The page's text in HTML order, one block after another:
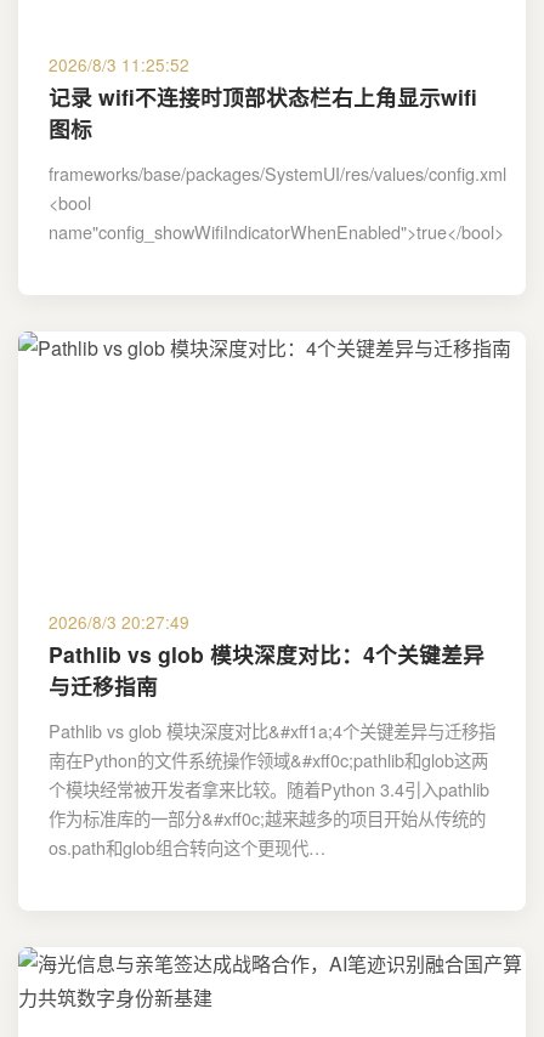
2026/8/3 11:25:52
记录 wifi不连接时顶部状态栏右上角显示wifi
图标
frameworks/base/packages/SystemUI/res/values/config.xml
<bool
name"config_showWifiIndicatorWhenEnabled">true</bool>
2026/8/3 20:27:49
Pathlib vs glob 模块深度对比：4个关键差异
与迁移指南
Pathlib vs glob 模块深度对比&#xff1a;4个关键差异与迁移指
南在Python的文件系统操作领域&#xff0c;pathlib和glob这两
个模块经常被开发者拿来比较。随着Python 3.4引入pathlib
作为标准库的一部分&#xff0c;越来越多的项目开始从传统的
os.path和glob组合转向这个更现代…